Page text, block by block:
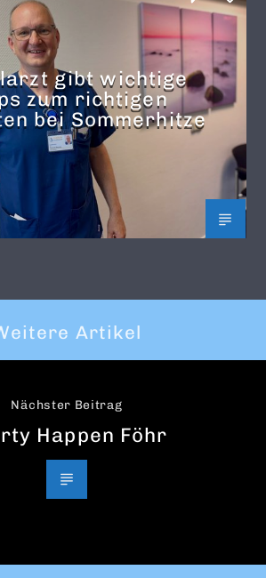
gibt wichtige
zum richtigen
bei Sommerhitze
Artikel
Nächster Beitrag
Happen Föhr